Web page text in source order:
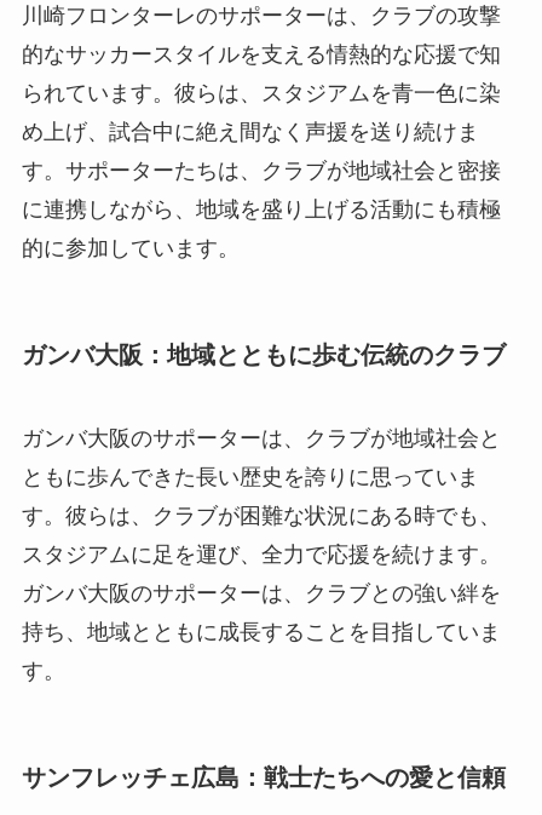
川崎フロンターレのサポーターは、クラブの攻撃
的なサッカースタイルを支える情熱的な応援で知
られています。彼らは、スタジアムを青一色に染
め上げ、試合中に絶え間なく声援を送り続けま
す。サポーターたちは、クラブが地域社会と密接
に連携しながら、地域を盛り上げる活動にも積極
的に参加しています。
ガンバ大阪：地域とともに歩む伝統のクラブ
ガンバ大阪のサポーターは、クラブが地域社会と
ともに歩んできた長い歴史を誇りに思っていま
す。彼らは、クラブが困難な状況にある時でも、
スタジアムに足を運び、全力で応援を続けます。
ガンバ大阪のサポーターは、クラブとの強い絆を
持ち、地域とともに成長することを目指していま
す。
サンフレッチェ広島：戦士たちへの愛と信頼